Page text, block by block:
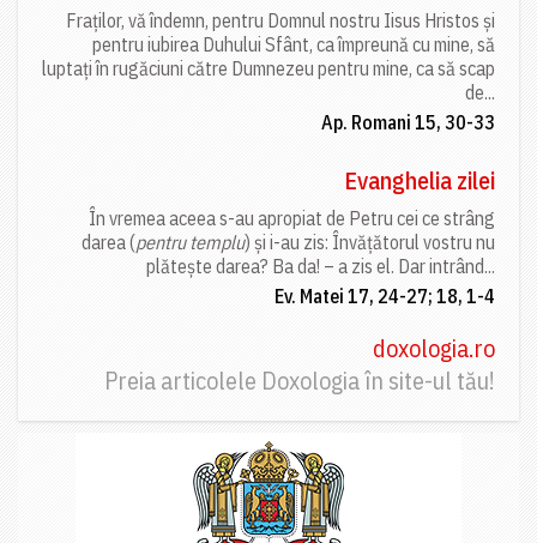
Fraților, vă îndemn, pentru Domnul nostru Iisus Hristos și
pentru iubirea Duhului Sfânt, ca împreună cu mine, să
luptați în rugăciuni către Dumnezeu pentru mine, ca să scap
de...
Ap. Romani 15, 30-33
Evanghelia zilei
În vremea aceea s-au apropiat de Petru cei ce strâng
darea (pentru templu) și i-au zis: Învățătorul vostru nu
plătește darea? Ba da! – a zis el. Dar intrând...
Ev. Matei 17, 24-27; 18, 1-4
doxologia.ro
Preia articolele Doxologia în site-ul tău!